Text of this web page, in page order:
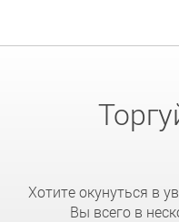
Хотите окунуться в
Вы всего в